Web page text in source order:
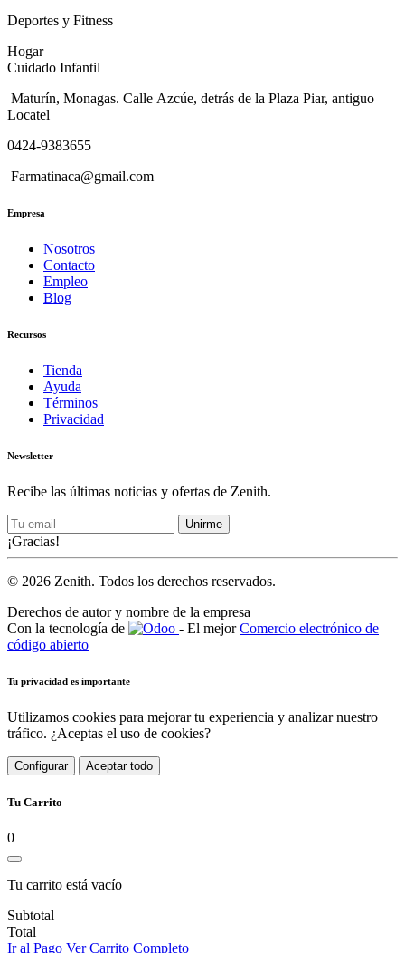
Deportes y Fitness
Hogar
Cuidado Infantil
Maturín, Monagas. Calle Azcúe, detrás de la Plaza Piar, antiguo
Locatel
0424-9383655
Farmatinaca@gmail.com
Empresa
Nosotros
Contacto
Empleo
Blog
Recursos
Tienda
Ayuda
Términos
Privacidad
Newsletter
Recibe las últimas noticias y ofertas de Zenith.
Unirme
¡Gracias!
© 2026 Zenith. Todos los derechos reservados.
Derechos de autor y nombre de la empresa
Con la tecnología de
- El mejorComercio electrónico de
código abierto
Tu privacidad es importante
Utilizamos cookies para mejorar tu experiencia y analizar nuestro
tráfico. ¿Aceptas el uso de cookies?
Configurar Aceptar todo
Tu Carrito
0
Tu carrito está vacío
Subtotal
Total
Ir al Pago Ver Carrito Completo